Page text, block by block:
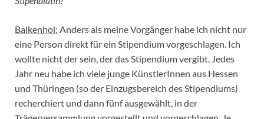
Balkenhol: Anders als meine Vorgänger habe ich nicht nur
eine Person direkt für ein Stipendium vorgeschlagen. Ich
wollte nicht der sein, der das Stipendium vergibt. Jedes
Jahr neu habe ich viele junge KünstlerInnen aus Hessen
und Thüringen (so der Einzugsbereich des Stipendiums)
recherchiert und dann fünf ausgewählt, in der